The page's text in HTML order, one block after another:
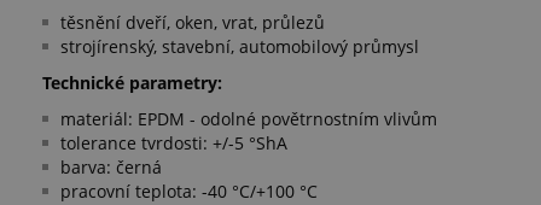
těsnění dveří, oken, vrat, průlezů
strojírenský, stavební, automobilový průmysl
Technické parametry:
materiál: EPDM - odolné povětrnostním vlivům
tolerance tvrdosti: +/-5 °ShA
barva: černá
pracovní teplota: -40 °C/+100 °C